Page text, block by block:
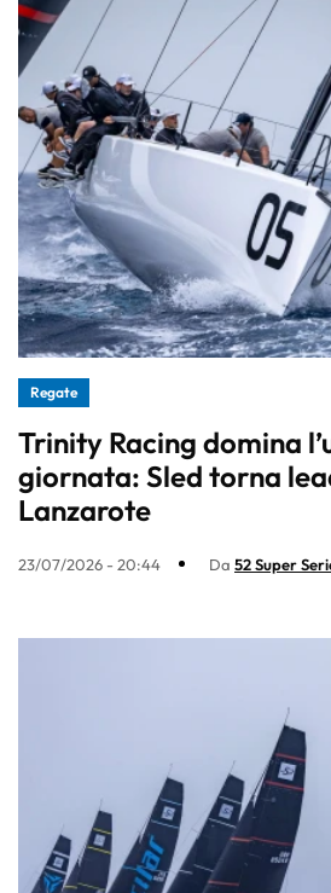
Regate
Trinity Racing domina
giornata: Sled torna
Lanzarote
23/07/2026 - 20:44 Da 52 Super